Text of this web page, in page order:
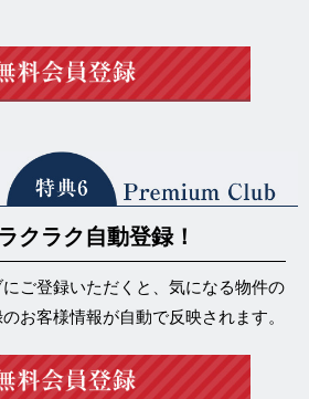
ラクラク自動登録！
ご登録いただくと、気になる物件の
お客様情報が自動で反映されます。